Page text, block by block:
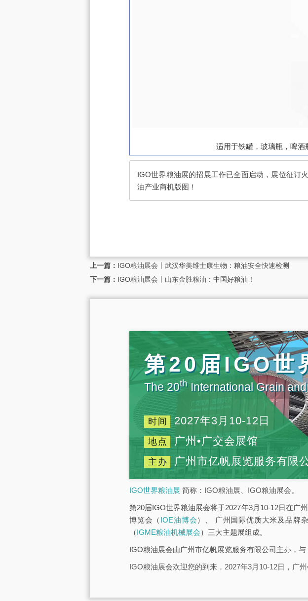
适用于铁罐，玻璃瓶，啤
IGO世界粮油展的招展工作已全面启动，展位征订
油产业商机版图！
上一篇： IGO粮油展会丨武汉华美维士康生物：粮油安全快速检测
下一篇： IGO粮油展会丨山东金胜粮油：中国好粮油！
第20届IGO世
The 20thInternational Grain
时间 2027年3月10-12日
地点 广州•广交会展馆
主办 广州市亿帆展览服务有限
IGO世界粮油展 简称：IGO粮油展、IGO粮油展会。
第20届IGO世界粮油展会将于2027年3月10-12日在广
博览会（ IOE油博会）、 广州国际优质大米及品牌
（IGME粮油机械展会）三大主题展组成。
IGO粮油展会由广州市亿帆展览服务有限公司主办，与
IGO粮油展会欢迎您的到来，2027年3月10-12日，广